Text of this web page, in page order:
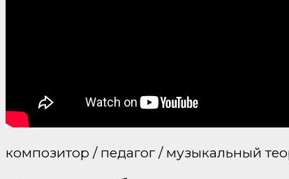
композитор / педагог / музыкальный